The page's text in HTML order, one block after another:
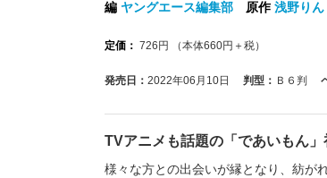
編 ヤングエース編集部 原作浅野りん
定価： 726 円 （本体660円＋税）
発売日： 2022年06月10日 判型： Ｂ６判
TVアニメも話題の「であいもん
様々な方との出会いが縁となり、紡が